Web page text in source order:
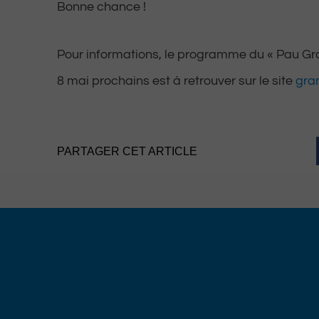
Bonne chance !
Pour informations, le programme du « Pau
8 mai prochains est à retrouver sur le site
PARTAGER CET ARTICLE